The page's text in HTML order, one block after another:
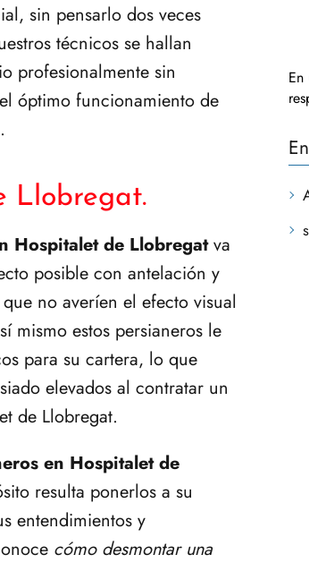
sin pensarlo dos veces
técnicos se hallan
profesionalmente sin
óptimo funcionamiento de
Llobregat.
Hospitalet de Llobregatva
posible con antelación y
no averíen el efecto visual
mismo estos persianeros le
para su cartera, lo que
elevados al contratar un
de Llobregat.
en Hospitalet de
resulta ponerlos a su
entendimientos y
cómo desmontar una